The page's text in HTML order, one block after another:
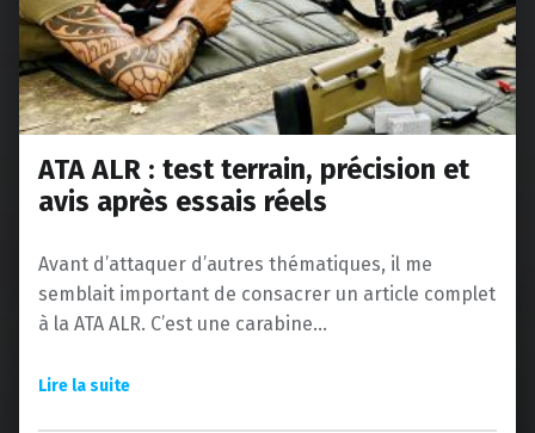
ATA ALR : test terrain, précision et
avis après essais réels
Avant d’attaquer d’autres thématiques, il me
semblait important de consacrer un article complet
à la ATA ALR. C’est une carabine…